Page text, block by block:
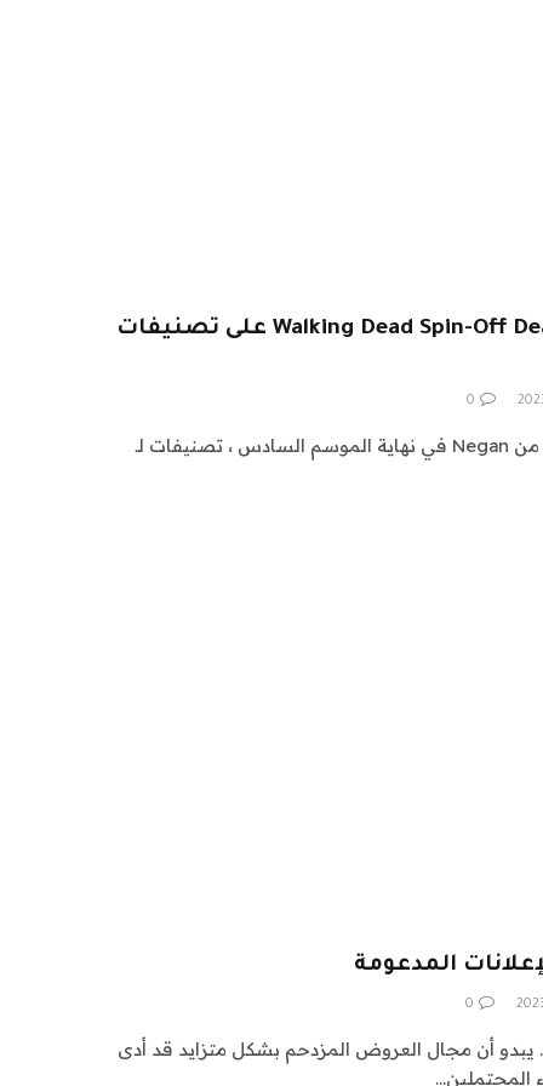
تم تصنيف لعبة Walking Dead Spin-Off Dead City على تصنيفات
0
منذ عام 2016 و لاول مرة فاشلة من Negan في نهاية الموسم السادس ، تصنيفات لـ
0
أن مجال العروض المزدحم بشكل متزايد قد أدى
المحتملين…